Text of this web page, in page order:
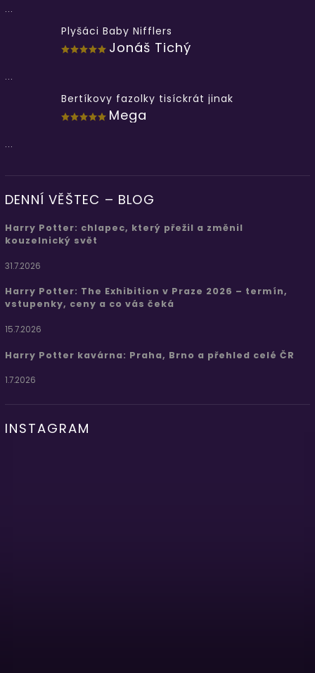
...
Plyšáci Baby Nifflers
Jonáš Tichý
...
Bertíkovy fazolky tisíckrát jinak
Mega
...
DENNÍ VĚŠTEC – BLOG
Harry Potter: chlapec, který přežil a změnil
kouzelnický svět
31.7.2026
Harry Potter: The Exhibition v Praze 2026 – termín,
vstupenky, ceny a co vás čeká
15.7.2026
Harry Potter kavárna: Praha, Brno a přehled celé ČR
1.7.2026
INSTAGRAM